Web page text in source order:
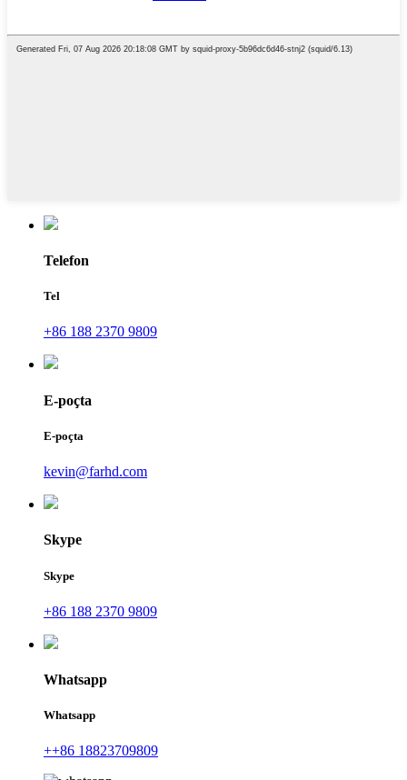
Telefon
Tel
+86 188 2370 9809
E-poçta
E-poçta
kevin@farhd.com
Skype
Skype
+86 188 2370 9809
Whatsapp
Whatsapp
++86 18823709809